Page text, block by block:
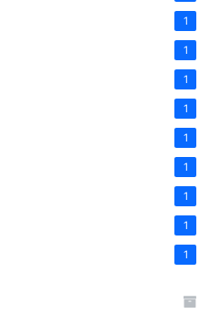
1
1
1
1
1
1
1
1
1